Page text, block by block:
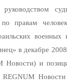
правам
военных
в декабре 2008
и